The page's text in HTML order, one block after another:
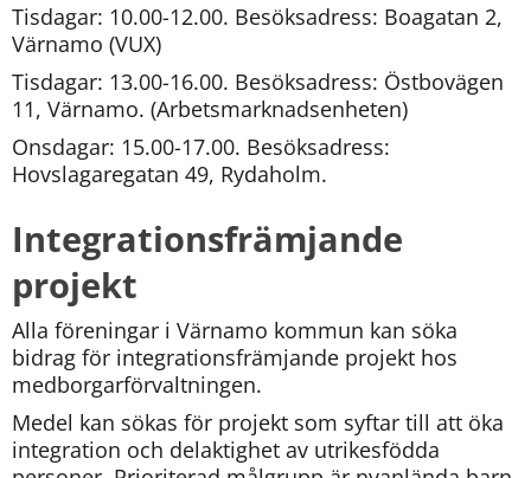
Tisdagar: 10.00-12.00. Besöksadress: Boagatan 2,
Värnamo (VUX)
Tisdagar: 13.00-16.00. Besöksadress: Östbovägen
11, Värnamo. (Arbetsmarknadsenheten)
Onsdagar: 15.00-17.00. Besöksadress:
Hovslagaregatan 49, Rydaholm.
Integrationsfrämjande
projekt
Alla föreningar i Värnamo kommun kan söka
bidrag för integrations­främjande projekt hos
medborgarförvaltningen.
Medel kan sökas för projekt som syftar till att öka
integration och delaktighet av utrikesfödda